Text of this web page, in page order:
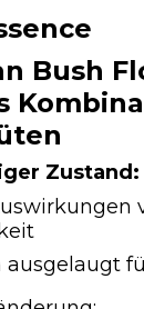
Bush
Zustand:
ausgelaugt